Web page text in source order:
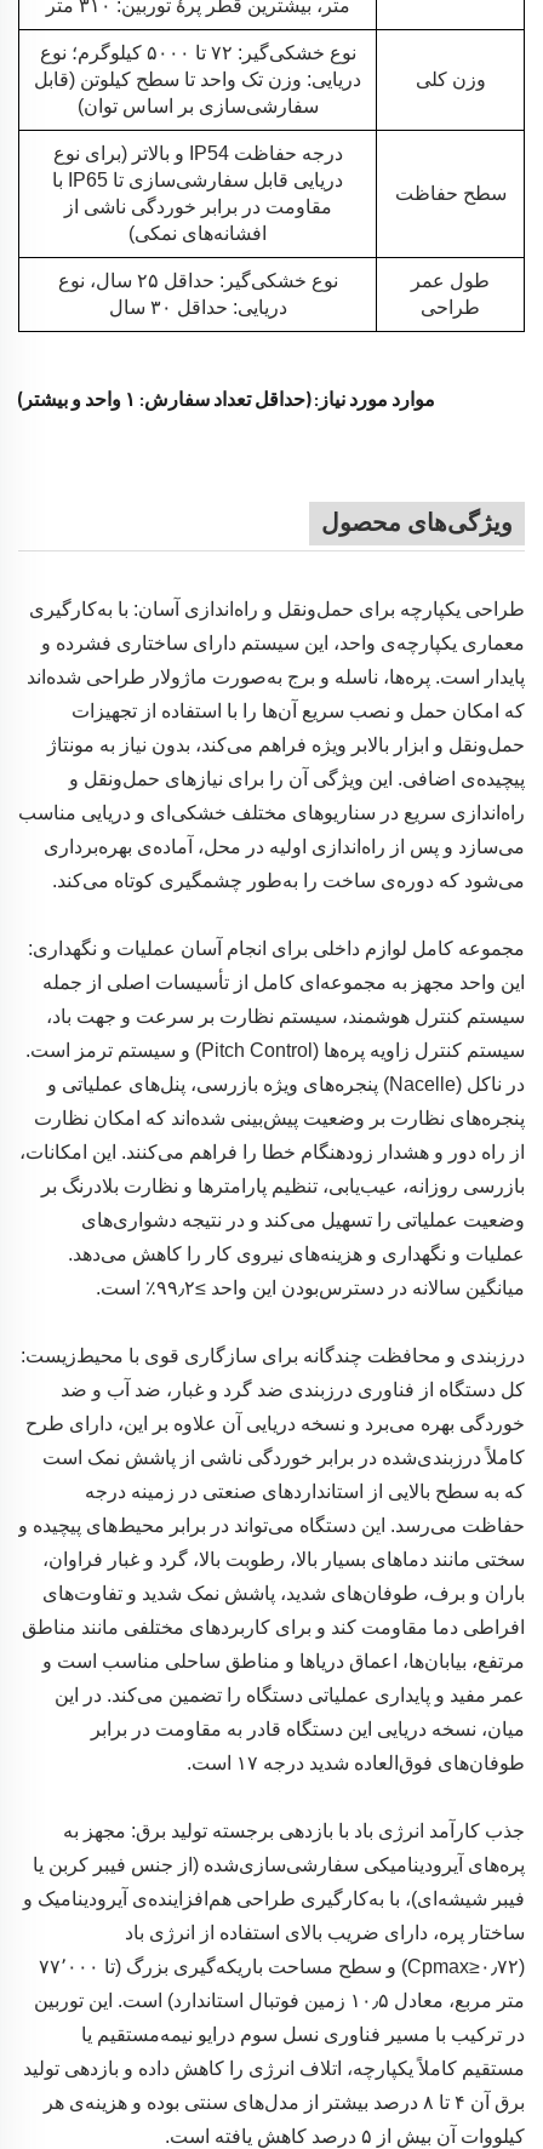
متر، بیشترین قطر پرهٔ توربین: ۳۱۰ متر
وزن کلی
نوع خشکی‌گیر: ۷۲ تا ۵۰۰۰ کیلوگرم؛ نوع
دریایی: وزن تک واحد تا سطح کیلوتن (قابل
سفارشی‌سازی بر اساس توان)
سطح حفاظت
درجه حفاظت IP54 و بالاتر (برای نوع
دریایی قابل سفارشی‌سازی تا IP65 با
مقاومت در برابر خوردگی ناشی از
افشانه‌های نمکی)
طول عمر
طراحی
نوع خشکی‌گیر: حداقل ۲۵ سال، نوع
دریایی: حداقل ۳۰ سال
موارد مورد نیاز: (حداقل تعداد سفارش: ۱ واحد و بیشتر)
ویژگی‌های محصول
طراحی یکپارچه برای حمل‌ونقل و راه‌اندازی آسان: با به‌کارگیری
معماری یکپارچه‌ی واحد، این سیستم دارای ساختاری فشرده و
پایدار است. پره‌ها، ناسله و برج به‌صورت ماژولار طراحی شده‌اند
که امکان حمل و نصب سریع آن‌ها را با استفاده از تجهیزات
حمل‌ونقل و ابزار بالابر ویژه فراهم می‌کند، بدون نیاز به مونتاژ
پیچیده‌ی اضافی. این ویژگی آن را برای نیازهای حمل‌ونقل و
راه‌اندازی سریع در سناریوهای مختلف خشکی‌ای و دریایی مناسب
می‌سازد و پس از راه‌اندازی اولیه در محل، آماده‌ی بهره‌برداری
می‌شود که دوره‌ی ساخت را به‌طور چشمگیری کوتاه می‌کند.
مجموعه کامل لوازم داخلی برای انجام آسان عملیات و نگهداری:
این واحد مجهز به مجموعه‌ای کامل از تأسیسات اصلی از جمله
سیستم کنترل هوشمند، سیستم نظارت بر سرعت و جهت باد،
سیستم کنترل زاویه پره‌ها (Pitch Control) و سیستم ترمز است.
در ناکل (Nacelle) پنجره‌های ویژه بازرسی، پنل‌های عملیاتی و
پنجره‌های نظارت بر وضعیت پیش‌بینی شده‌اند که امکان نظارت
از راه دور و هشدار زودهنگام خطا را فراهم می‌کنند. این امکانات،
بازرسی روزانه، عیب‌یابی، تنظیم پارامترها و نظارت بلادرنگ بر
وضعیت عملیاتی را تسهیل می‌کند و در نتیجه دشواری‌های
عملیات و نگهداری و هزینه‌های نیروی کار را کاهش می‌دهد.
میانگین سالانه در دسترس‌بودن این واحد ≥۹۹٫۲٪ است.
درزبندی و محافظت چندگانه برای سازگاری قوی با محیط‌زیست:
کل دستگاه از فناوری درزبندی ضد گرد و غبار، ضد آب و ضد
خوردگی بهره می‌برد و نسخه دریایی آن علاوه بر این، دارای طرح
کاملاً درزبندی‌شده در برابر خوردگی ناشی از پاشش نمک است
که به سطح بالایی از استانداردهای صنعتی در زمینه درجه
حفاظت می‌رسد. این دستگاه می‌تواند در برابر محیط‌های پیچیده و
سختی مانند دماهای بسیار بالا، رطوبت بالا، گرد و غبار فراوان،
باران و برف، طوفان‌های شدید، پاشش نمک شدید و تفاوت‌های
افراطی دما مقاومت کند و برای کاربردهای مختلفی مانند مناطق
مرتفع، بیابان‌ها، اعماق دریاها و مناطق ساحلی مناسب است و
عمر مفید و پایداری عملیاتی دستگاه را تضمین می‌کند. در این
میان، نسخه دریایی این دستگاه قادر به مقاومت در برابر
طوفان‌های فوق‌العاده شدید درجه ۱۷ است.
جذب کارآمد انرژی باد با بازدهی برجسته تولید برق: مجهز به
پره‌های آیرودینامیکی سفارشی‌سازی‌شده (از جنس فیبر کربن یا
فیبر شیشه‌ای)، با به‌کارگیری طراحی هم‌افزاینده‌ی آیرودینامیک و
ساختار پره، دارای ضریب بالای استفاده از انرژی باد
(Cpmax≥۰٫۷۲) و سطح مساحت باریکه‌گیری بزرگ (تا ۷۷٬۰۰۰
متر مربع، معادل ۱۰٫۵ زمین فوتبال استاندارد) است. این توربین
در ترکیب با مسیر فناوری نسل سوم درایو نیمه‌مستقیم یا
مستقیم کاملاً یکپارچه، اتلاف انرژی را کاهش داده و بازدهی تولید
برق آن ۴ تا ۸ درصد بیشتر از مدل‌های سنتی بوده و هزینه‌ی هر
کیلووات آن بیش از ۵ درصد کاهش یافته است.